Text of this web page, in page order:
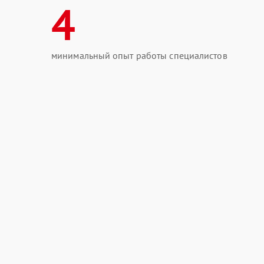
4
минимальный опыт работы специалистов